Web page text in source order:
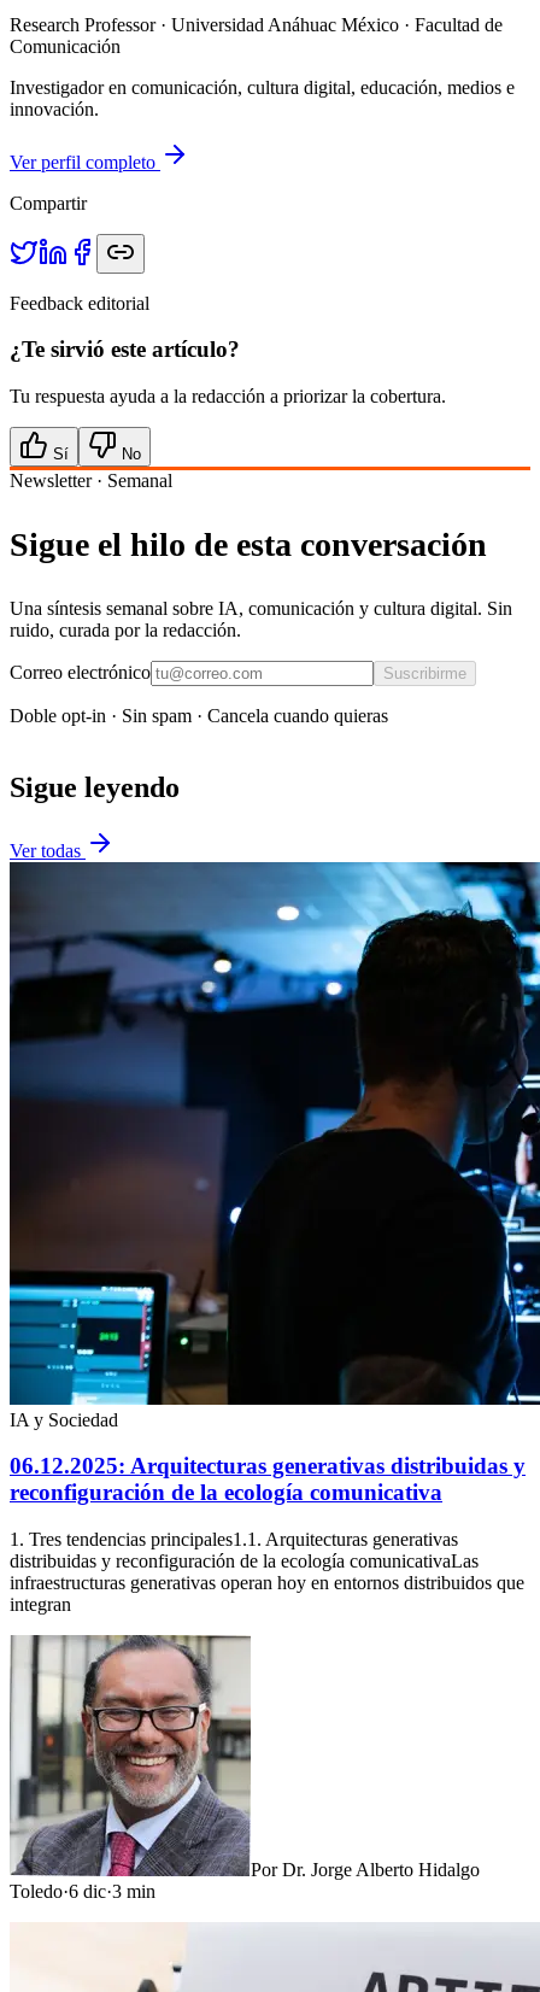
Research Professor· Universidad Anáhuac México · Facultad de
Comunicación
Investigador en comunicación, cultura digital, educación, medios e
innovación.
Ver perfil completo
Compartir
Feedback editorial
¿Te sirvió este artículo?
Tu respuesta ayuda a la redacción a priorizar la cobertura.
Sí No
Newsletter · Semanal
Sigue el hilo de esta conversación
Una síntesis semanal sobre IA, comunicación y cultura digital. Sin
ruido, curada por la redacción.
Correo electrónico Suscribirme
Doble opt-in · Sin spam · Cancela cuando quieras
Sigue leyendo
Ver todas
IA y Sociedad
06.12.2025: Arquitecturas generativas distribuidas y
reconfiguración de la ecología comunicativa
1. Tres tendencias principales1.1. Arquitecturas generativas
distribuidas y reconfiguración de la ecología comunicativaLas
infraestructuras generativas operan hoy en entornos distribuidos que
integran
PorDr. Jorge Alberto Hidalgo
Toledo·6 dic·3 min